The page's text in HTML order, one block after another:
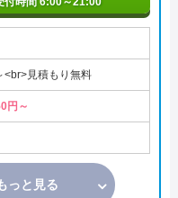
<br>見積もり無料
円～
っと見る